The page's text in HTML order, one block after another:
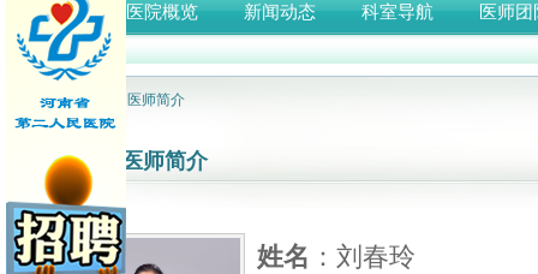
首页 医院概览 新闻动态 科室导航 医师团
网站首页 > 医师简介
医师简介
姓名 ：刘春玲